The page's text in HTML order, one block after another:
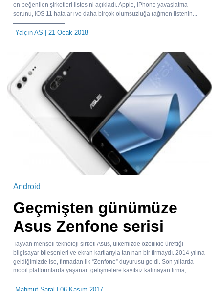
en beğenilen şirketleri listesini açıkladı. Apple, iPhone yavaşlatma
sorunu, iOS 11 hataları ve daha birçok olumsuzluğa rağmen listenin...
Yalçın AS | 21 Ocak 2018
Android
Geçmişten günümüze
Asus Zenfone serisi
Tayvan menşeli teknoloji şirketi Asus, ülkemizde özellikle ürettiği
bilgisayar bileşenleri ve ekran kartlarıyla tanınan bir firmaydı. 2014 yılına
geldiğimizde ise, firmadan ilk “Zenfone” duyurusu geldi. Son yıllarda
mobil platformlarda yaşanan gelişmelere kayıtsız kalmayan firma,...
Mahmut Saral | 06 Kasım 2017